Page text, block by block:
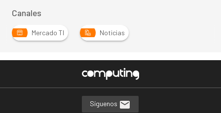
Canales
Mercado TI Noticias
Síguenos